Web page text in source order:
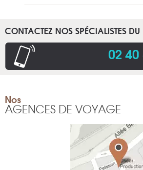
CONTACTEZ NOS SPÉCIALISTES
02 40
Nos
AGENCES DE VOYAGE